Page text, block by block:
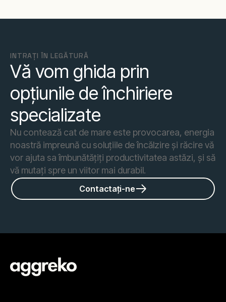
INTRAȚI ÎN LEGĂTURĂ
Vă vom ghida prin
opțiunile de închiriere
specializate
Nu contează cat de mare este provocarea, energia
noastră impreună cu soluțiile de încălzire și răcire vă
vor ajuta sa îmbunătățiți productivitatea astăzi, și să
vă mutați spre un viitor mai durabil.
Contactați-ne